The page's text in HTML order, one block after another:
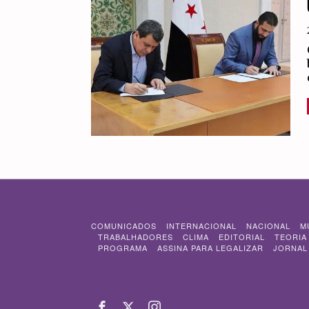
COMUNICADOS INTERNACIONAL NACIONAL
TRABALHADORES
CLIMA EDITORIAL
TEORIA
PROGRAMA
ASSINA PARA LEGALIZAR